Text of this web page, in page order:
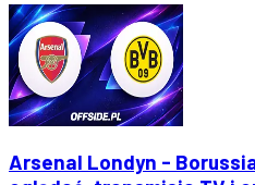
Arsenal Londyn -